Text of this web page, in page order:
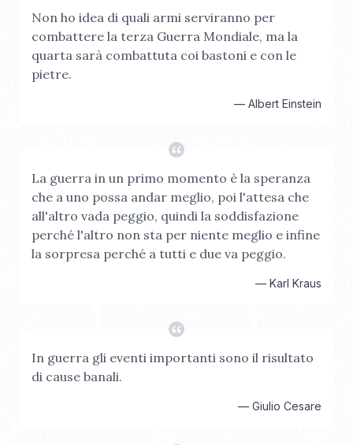
Non ho idea di quali armi serviranno per
combattere la terza Guerra Mondiale, ma la
quarta sarà combattuta coi bastoni e con le
pietre.
— Albert Einstein
La guerra in un primo momento è la speranza
che a uno possa andar meglio, poi l'attesa che
all'altro vada peggio, quindi la soddisfazione
perché l'altro non sta per niente meglio e infine
la sorpresa perché a tutti e due va peggio.
— Karl Kraus
In guerra gli eventi importanti sono il risultato
di cause banali.
— Giulio Cesare